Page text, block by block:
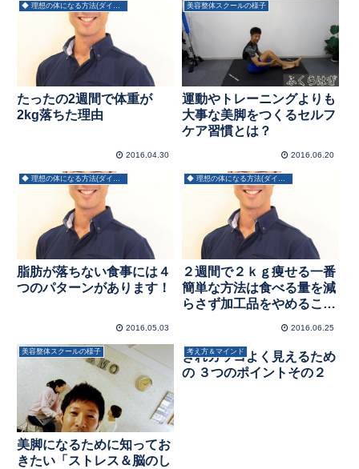
たったの2週間で体重が
2kg落ちた理由
2016.04.30
美容整体スクールの様子
運動やトレーニングよりも
大事な美脚をつくるセルフ
ケア習慣とは？
2016.06.20
脂肪が落ちない食事には４
つのパターンがあります！
2016.05.03
２週間で２ｋｇ痩せる一番
簡単な方法は食べる量を減
らさず加工品をやめること
2016.06.25
美容整体スクールの様子
美脚になるために知ってお
きたい「ストレス＆脳のし
考え方＆マインド
きれカッコよく見えるため
の ３つのポイントその２